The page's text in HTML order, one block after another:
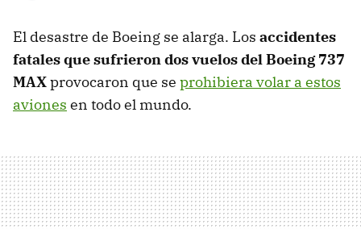
El desastre de Boeing se alarga. Los accidentes
fatales que sufrieron dos vuelos del Boeing 737
MAXprovocaron que se prohibiera volar a estos
aviones en todo el mundo.